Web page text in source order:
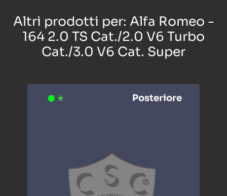
Altri prodotti per: Alfa Romeo -
164 2.0 TS Cat./2.0 V6 Turbo
Cat./3.0 V6 Cat. Super
Posteriore